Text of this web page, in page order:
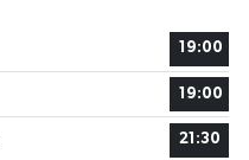
19:00
19:00
21:30